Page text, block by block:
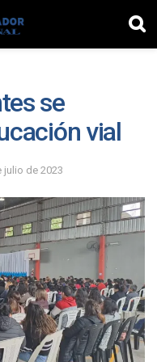
se
vial
julio de 2023